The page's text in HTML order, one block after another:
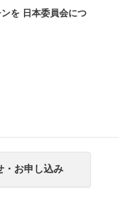
を 日本委員会につ
・お申し込み